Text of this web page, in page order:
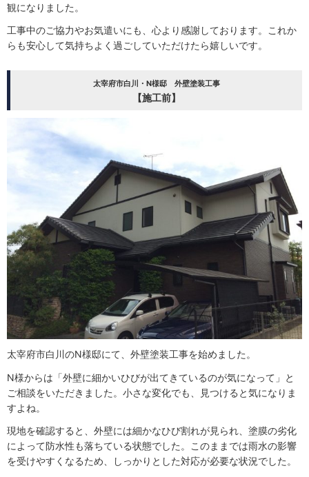
観になりました。
工事中のご協力やお気遣いにも、心より感謝しております。これか
らも安心して気持ちよく過ごしていただけたら嬉しいです。
太宰府市白川・N様邸 外壁塗装工事
【施工前】
太宰府市白川のN様邸にて、外壁塗装工事を始めました。
N様からは「外壁に細かいひびが出てきているのが気になって」と
ご相談をいただきました。小さな変化でも、見つけると気になりま
すよね。
現地を確認すると、外壁には細かなひび割れが見られ、塗膜の劣化
によって防水性も落ちている状態でした。このままでは雨水の影響
を受けやすくなるため、しっかりとした対応が必要な状況でした。